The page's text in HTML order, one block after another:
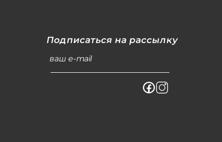
Подписаться на рассылку
ваш e-mail